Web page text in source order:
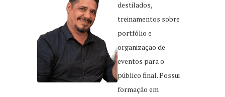
destilados,
treinamentos sobre
portfólio e
organização de
eventos para o
público final. Possui
formação em